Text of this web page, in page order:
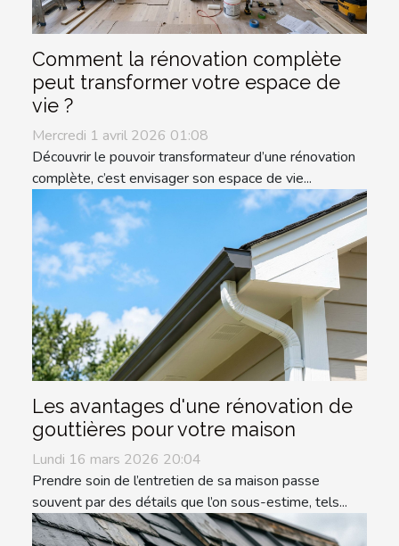
Comment la rénovation complète
peut transformer votre espace de
vie ?
Mercredi 1 avril 2026 01:08
Découvrir le pouvoir transformateur d’une rénovation
complète, c’est envisager son espace de vie...
Les avantages d'une rénovation de
gouttières pour votre maison
Lundi 16 mars 2026 20:04
Prendre soin de l’entretien de sa maison passe
souvent par des détails que l’on sous-estime, tels...